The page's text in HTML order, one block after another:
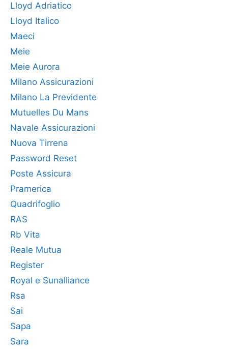
Lloyd Adriatico
Lloyd Italico
Maeci
Meie
Meie Aurora
Milano Assicurazioni
Milano La Previdente
Mutuelles Du Mans
Navale Assicurazioni
Nuova Tirrena
Password Reset
Poste Assicura
Pramerica
Quadrifoglio
RAS
Rb Vita
Reale Mutua
Register
Royal e Sunalliance
Rsa
Sai
Sapa
Sara